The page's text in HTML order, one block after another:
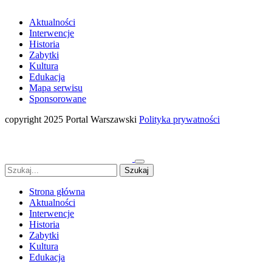
Aktualności
Interwencje
Historia
Zabytki
Kultura
Edukacja
Mapa serwisu
Sponsorowane
copyright 2025 Portal Warszawski Polityka prywatności
Strona główna
Aktualności
Interwencje
Historia
Zabytki
Kultura
Edukacja